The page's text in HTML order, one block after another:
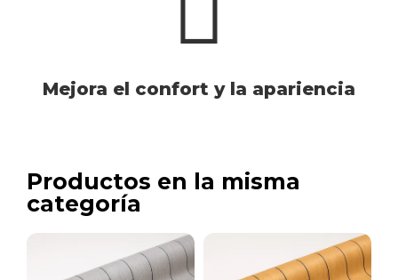
Mejora el confort y la apariencia
Productos en la misma
categoría